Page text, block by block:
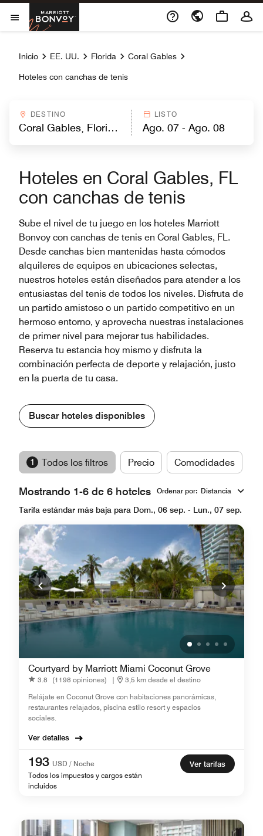
Skip to Content
Abrir el menú
Marriott Bonvoy
Inicio EE. UU. Florida Coral Gables
Hoteles con canchas de tenis
DESTINO LISTO
Hoteles en Coral Gables, FL
con canchas de tenis
Sube el nivel de tu juego en los hoteles Marriott
Bonvoy con canchas de tenis en Coral Gables, FL.
Desde canchas bien mantenidas hasta cómodos
alquileres de equipos en ubicaciones selectas,
nuestros hoteles están diseñados para atender a los
entusiastas del tenis de todos los niveles. Disfruta de
un partido amistoso o un partido competitivo en un
hermoso entorno, y aprovecha nuestras instalaciones
de primer nivel para mejorar tus habilidades.
Reserva tu estancia hoy mismo y disfruta la
combinación perfecta de deporte y relajación, justo
en la puerta de tu casa.
Buscar hoteles disponibles
1 Todos los filtros Precio Comodidades
Mostrando 1-6 de 6 hoteles Ordenar por: Distancia
Tarifa estándar más baja para Dom., 06 sep. - Lun., 07 sep.
Courtyard by Marriott Miami Coconut Grove
3.8 (1198 opiniones) |
3,5 km desde el destino
Relájate en Coconut Grove con habitaciones panorámicas,
restaurantes relajados, piscina estilo resort y espacios
sociales.
Ver detalles
193 USD / Noche
Todos los impuestos y cargos están
incluidos
Ver tarifas